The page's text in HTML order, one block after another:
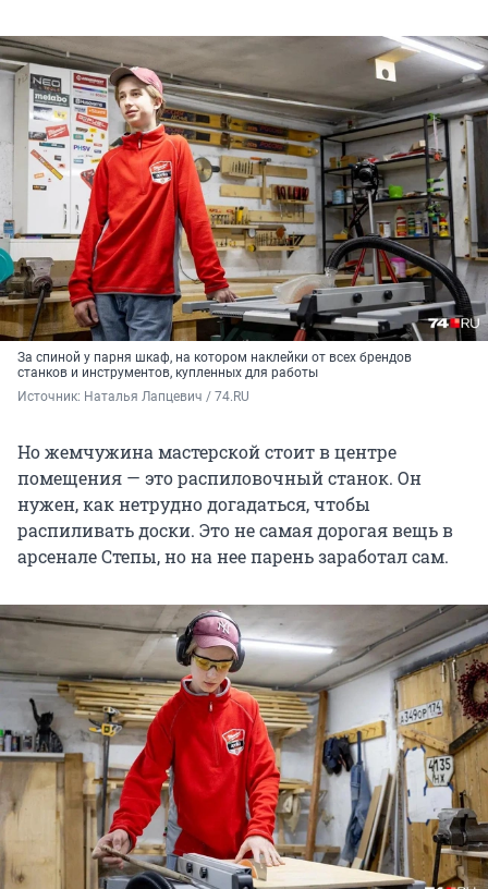
За спиной у парня шкаф, на котором наклейки от всех брендов
станков и инструментов, купленных для работы
Источник: Наталья Лапцевич / 74.RU
Но жемчужина мастерской стоит в центре
помещения — это распиловочный станок. Он
нужен, как нетрудно догадаться, чтобы
распиливать доски. Это не самая дорогая вещь в
арсенале Степы, но на нее парень заработал сам.